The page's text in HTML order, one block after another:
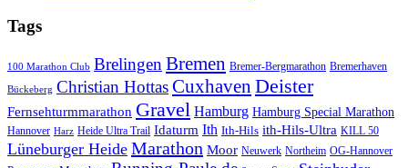
Tags
100 Marathon Club BrelingenBremen Bremer-Bergmarathon Bremerhaven
Bückeberg Christian HottasCuxhaven Deister
Fernsehturmmarathon Gravel Hamburg Hamburg Special Marathon
Hannover Harz Heide Ultra Trail Idaturm Ith Ith-Hils ith-Hils-Ultra KILL 50
Lüneburger Heide Marathon Moor Neuwerk Northeim OG-Hannover